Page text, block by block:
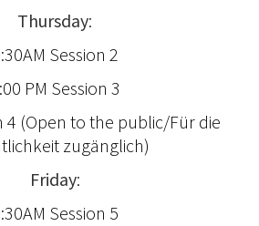
Thursday:
Session 2
PM Session 3
4 (Open to the public/Für die
zugänglich)
Friday:
Session 5